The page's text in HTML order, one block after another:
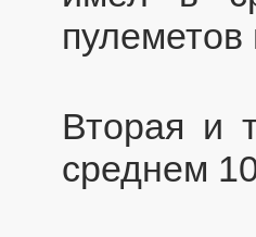
пулеметов
Вторая и
среднем